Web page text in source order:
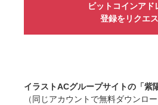
ビットコインアド
登録をリクエ
イラストACグループサイトの「紫
（同じアカウントで無料ダウンロー